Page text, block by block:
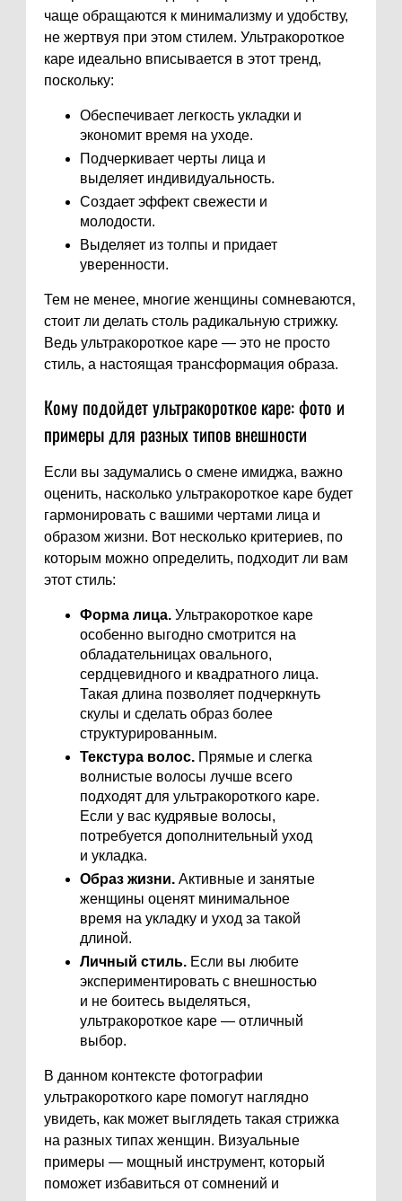
чаще обращаются к минимализму и удобству,
не жертвуя при этом стилем. Ультракороткое
каре идеально вписывается в этот тренд,
поскольку:
Обеспечивает легкость укладки и
экономит время на уходе.
Подчеркивает черты лица и
выделяет индивидуальность.
Создает эффект свежести и
молодости.
Выделяет из толпы и придает
уверенности.
Тем не менее, многие женщины сомневаются,
стоит ли делать столь радикальную стрижку.
Ведь ультракороткое каре — это не просто
стиль, а настоящая трансформация образа.
Кому подойдет ультракороткое каре: фото и
примеры для разных типов внешности
Если вы задумались о смене имиджа, важно
оценить, насколько ультракороткое каре будет
гармонировать с вашими чертами лица и
образом жизни. Вот несколько критериев, по
которым можно определить, подходит ли вам
этот стиль:
Форма лица. Ультракороткое каре
особенно выгодно смотрится на
обладательницах овального,
сердцевидного и квадратного лица.
Такая длина позволяет подчеркнуть
скулы и сделать образ более
структурированным.
Текстура волос. Прямые и слегка
волнистые волосы лучше всего
подходят для ультракороткого каре.
Если у вас кудрявые волосы,
потребуется дополнительный уход
и укладка.
Образ жизни. Активные и занятые
женщины оценят минимальное
время на укладку и уход за такой
длиной.
Личный стиль. Если вы любите
экспериментировать с внешностью
и не боитесь выделяться,
ультракороткое каре — отличный
выбор.
В данном контексте фотографии
ультракороткого каре помогут наглядно
увидеть, как может выглядеть такая стрижка
на разных типах женщин. Визуальные
примеры — мощный инструмент, который
поможет избавиться от сомнений и